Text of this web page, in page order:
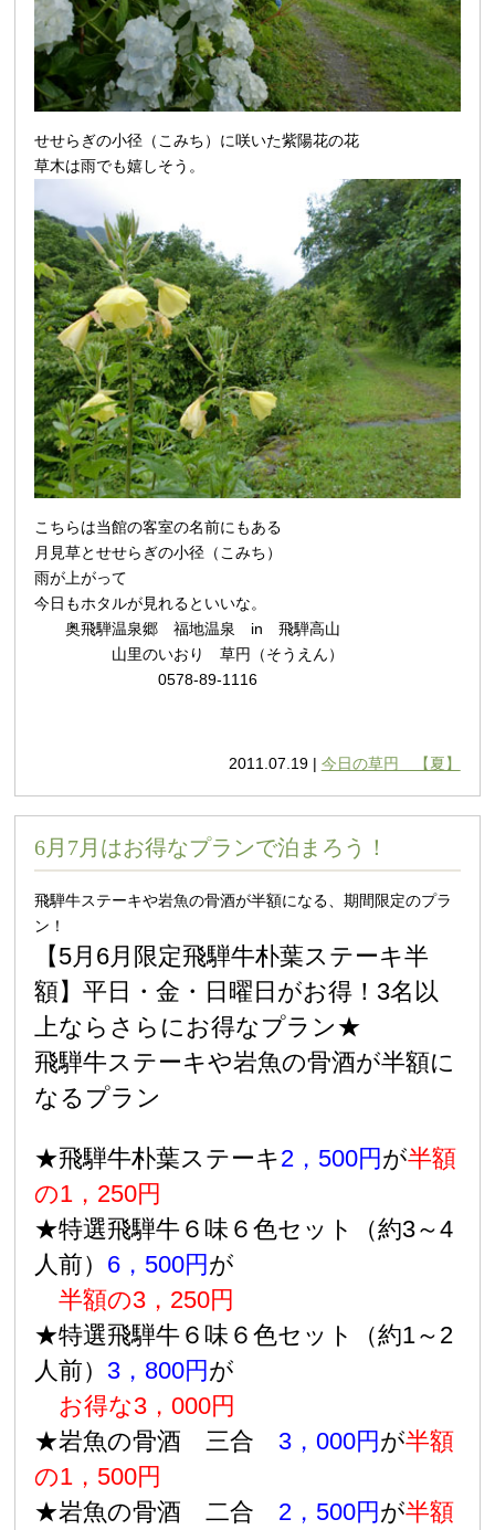
せせらぎの小径（こみち）に咲いた紫陽花の花
草木は雨でも嬉しそう。
こちらは当館の客室の名前にもある
月見草とせせらぎの小径（こみち）
雨が上がって
今日もホタルが見れるといいな。
奥飛騨温泉郷 福地温泉 in 飛騨高山
山里のいおり 草円（そうえん）
0578-89-1116
2011.07.19 | 今日の草円 【夏】
6月7月はお得なプランで泊まろう！
飛騨牛ステーキや岩魚の骨酒が半額になる、期間限定のプラ
ン！
【5月6月限定飛騨牛朴葉ステーキ半
額】平日・金・日曜日がお得！3名以
上ならさらにお得なプラン★
飛騨牛ステーキや岩魚の骨酒が半額に
なるプラン
★飛騨牛朴葉ステーキ2，500円 が半額
の1，250円
★特選飛騨牛６味６色セット（約3～4
人前） 6，500円 が
半額の3，250円
★特選飛騨牛６味６色セット（約1～2
人前） 3，800円 が
お得な3，000円
★岩魚の骨酒 三合 3，000円 が半額
の1，500円
★岩魚の骨酒 二合 2，500円 が半額